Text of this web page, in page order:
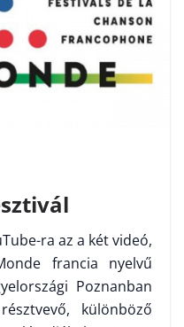
ra az a két videó,
francia nyelvű
Poznanban
különböző